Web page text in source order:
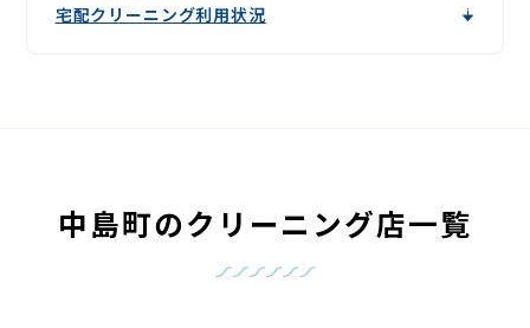
宅配クリーニング利用状況
中島町のクリーニング店一覧